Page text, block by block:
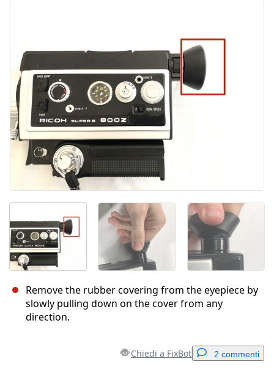
Remove the rubber covering from the eyepiece by
slowly pulling down on the cover from any
direction.
Chiedi a FixBot 2 commenti